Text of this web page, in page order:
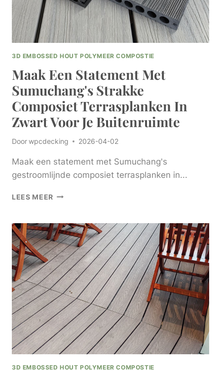
3D EMBOSSED HOUT POLYMEER COMPOSTIE
Maak Een Statement Met
Sumuchang's Strakke
Composiet Terrasplanken In
Zwart Voor Je Buitenruimte
Doorwpcdecking 2026-04-02
Maak een statement met Sumuchang's
gestroomlijnde composiet terrasplanken in...
LEES MEER MAAK
MET
SUMUCHANG'S
STRAKKE
COMPOSIET
TERRASPLANKEN
IN
ZWART
VOOR
JE
BUITENRUIMTE
3D EMBOSSED HOUT POLYMEER COMPOSTIE